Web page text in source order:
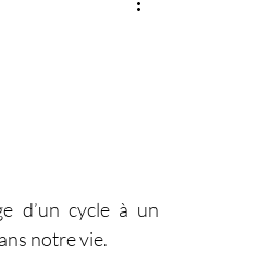
d’un cycle à un
notre vie.